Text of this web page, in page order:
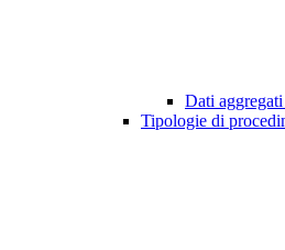
Dati
Tipologie di